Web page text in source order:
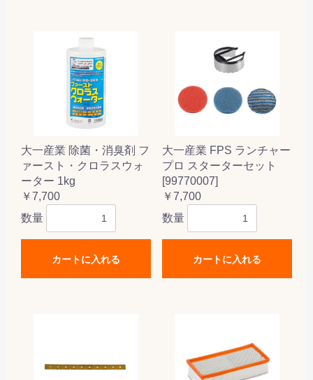
大一産業 除菌・消臭剤 フ
ァースト・クロラスウォ
ーター 1kg
￥7,700
数量
カートに入れる
大一産業 FPS ランチャー
プロ スターターセット
[99770007]
￥7,700
数量
カートに入れる